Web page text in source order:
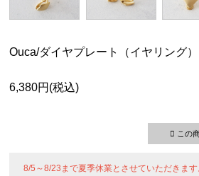
Ouca/ダイヤプレート（イヤリング）
6,380円(税込)
この
8/5～8/23まで夏季休業とさせていただきま